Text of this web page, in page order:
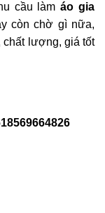
cầu làmáo gia
còn chờ gì nữa,
chất lượng, giá tốt